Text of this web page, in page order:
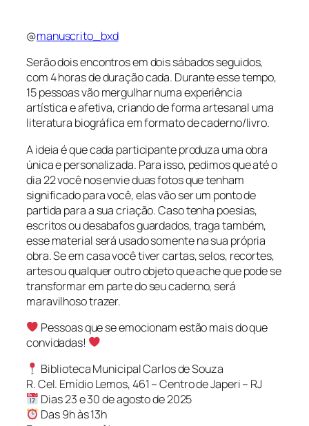
@manuscrito_bxd
Serão dois encontros em dois sábados seguidos,
com 4 horas de duração cada. Durante esse tempo,
15 pessoas vão mergulhar numa experiência
artística e afetiva, criando de forma artesanal uma
literatura biográfica em formato de caderno/livro.
A ideia é que cada participante produza uma obra
única e personalizada. Para isso, pedimos que até o
dia 22 você nos envie duas fotos que tenham
significado para você, elas vão ser um ponto de
partida para a sua criação. Caso tenha poesias,
escritos ou desabafos guardados, traga também,
esse material será usado somente na sua própria
obra. Se em casa você tiver cartas, selos, recortes,
artes ou qualquer outro objeto que ache que pode se
transformar em parte do seu caderno, será
maravilhoso trazer.
Pessoas que se emocionam estão mais do que
convidadas!
Biblioteca Municipal Carlos de Souza
R. Cel. Emídio Lemos, 461 – Centro de Japeri – RJ
Dias 23 e 30 de agosto de 2025
Das 9h às 13h